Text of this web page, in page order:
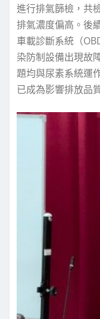
進行排氣篩檢，共
排氣濃度偏高。後
車載診斷系統（
染防制設備出現故
題均與尿素系統運
已成為影響排放品